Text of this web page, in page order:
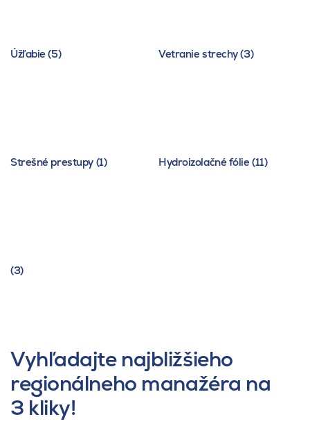
Úžľabie (5) Vetranie strechy (3)
Strešné prestupy (1) Hydroizolačné fólie (11)
(3)
Vyhľadajte najbližšieho
regionálneho manažéra na
3 kliky!